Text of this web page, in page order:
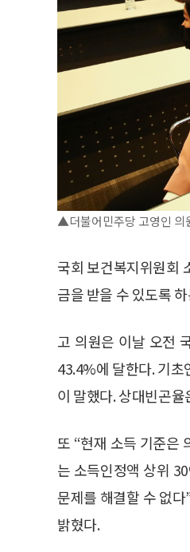
▲더불어민주당 고영인 의
국회 보건복지위원회
금을 받을 수 있도록
고 의원은 이날 오전
43.4%에 달한다. 기
이 말했다. 상대빈곤
또 “현재 소득 기준은
는 소득인정액 상위
문제를 해결할 수 없
밝혔다.